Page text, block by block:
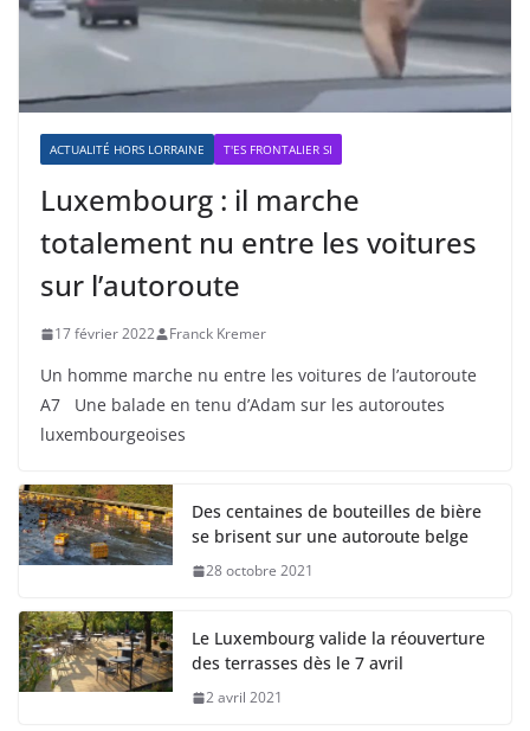
ACTUALITÉ HORS LORRAINE T'ES FRONTALIER SI
Luxembourg : il marche
totalement nu entre les voitures
sur l’autoroute
17 février 2022 Franck Kremer
Un homme marche nu entre les voitures de l’autoroute
A7 Une balade en tenu d’Adam sur les autoroutes
luxembourgeoises
Des centaines de bouteilles de bière
se brisent sur une autoroute belge
28 octobre 2021
Le Luxembourg valide la réouverture
des terrasses dès le 7 avril
2 avril 2021